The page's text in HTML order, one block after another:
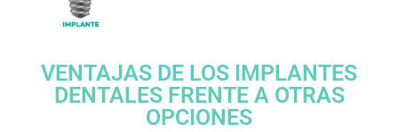
VENTAJAS DE LOS IMPLANTES
DENTALES FRENTE A OTRAS
OPCIONES